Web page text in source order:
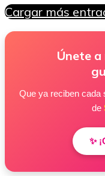
Cargar más
Únete
Que ya reciben cada
de
✨